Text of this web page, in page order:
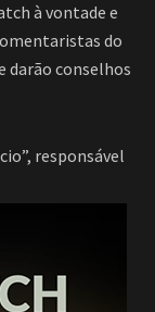
à vontade e
do
darão conselhos
responsável